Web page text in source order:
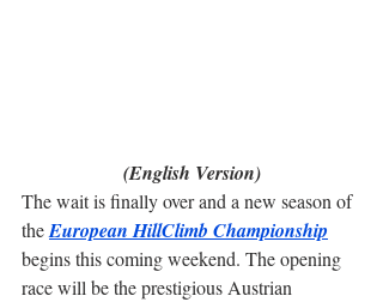
(English Version)
The wait is finally over and a new season of
the European HillClimb Championship
begins this coming weekend. The opening
race will be the prestigious Austrian